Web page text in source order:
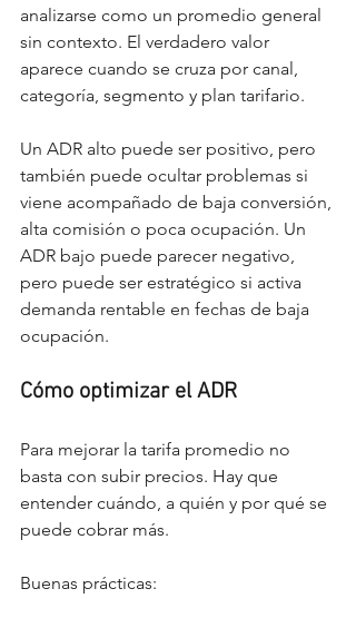
analizarse como un promedio general
sin contexto. El verdadero valor
aparece cuando se cruza por canal,
categoría, segmento y plan tarifario.
Un ADR alto puede ser positivo, pero
también puede ocultar problemas si
viene acompañado de baja conversión,
alta comisión o poca ocupación. Un
ADR bajo puede parecer negativo,
pero puede ser estratégico si activa
demanda rentable en fechas de baja
ocupación.
Cómo optimizar el ADR
Para mejorar la tarifa promedio no
basta con subir precios. Hay que
entender cuándo, a quién y por qué se
puede cobrar más.
Buenas prácticas: